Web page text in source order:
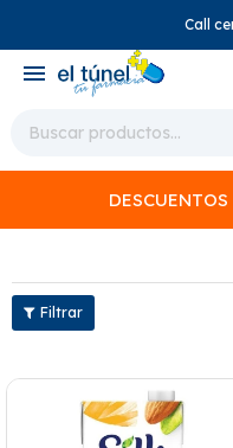
Call
menu
DESCUENTOS
close